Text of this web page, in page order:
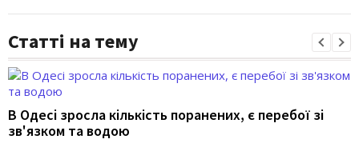
Статті на тему
В Одесі зросла кількість поранених, є перебої зі
зв'язком та водою